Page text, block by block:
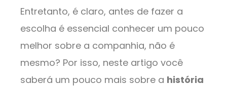
Entretanto, é claro, antes de fazer a
escolha é essencial conhecer um pouco
melhor sobre a companhia, não é
mesmo? Por isso, neste artigo você
saberá um pouco mais sobre a história